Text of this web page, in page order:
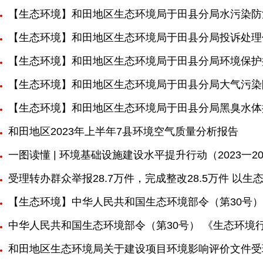
【生态环境】和田地区生态环境局于田县分局水污染
【生态环境】和田地区生态环境局于田县分局投诉处
【生态环境】和田地区生态环境局于田县分局环境保
【生态环境】和田地区生态环境局于田县分局大气污
【生态环境】和田地区生态环境局于田县分局黑臭水
和田地区2023年上半年7县环境空气质量分析报告
一图读懂 | 环境基础设施建设水平提升行动（2023一
受理转办群众举报28.7万件，完成整改28.5万件 以生
【生态环境】中华人民共和国生态环境部令（第30号
中华人民共和国生态环境部令（第30号） 《生态环境
和田地区生态环境局关于建设项目环境影响评价文件